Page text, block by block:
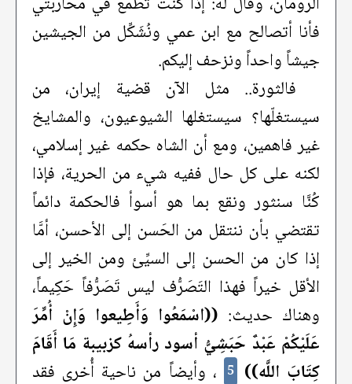
فأنا أتصالح مع ابن عمي ونُشَكِّل من الجيشين
جيشاً واحداً ونزحف إليكم.
فالثورة.. مثل الآن قضية إيران، من
سيستغلّها؟ سيستغلها الشيوعيون، والمشايخ
غير فاهمين، ومع أن الشاه حكمه غير إسلامي،
لكنه على كل حال ففيه شيء من الحرية، فإذا
كُنَّا سنثور ونقع بما هو أسوأ فالحكمة دائماً
تقتضي بأن ننتقل من الحَسن إلى الأحسن، أمَّا
إذا كان من الحسن إلى السيِّئ ومن الخير إلى
الأقل خيراً فهذا التَصَرُّف ليس تَصَرُّفاً حَكِيماً،
وهناك حديث: ((اسْمَعُوا وَأَطِيعوا وَإِنْ أُمِّرَ
عَلَيْكُمْ عَبْدٌ حَبَشِيُّ أسود رأسهُ كزبيبة مَا أَقَامَ
كِتَابَ اللَّه)) 5 ، وأيضاً من ناحية أُخرى فقد